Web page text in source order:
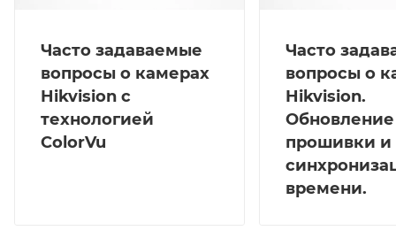
Часто задаваемые
вопросы о камерах
Hikvision с
технологией
ColorVu
Часто
вопросы о
Hikvision.
Обновление
прошивки и
времени.